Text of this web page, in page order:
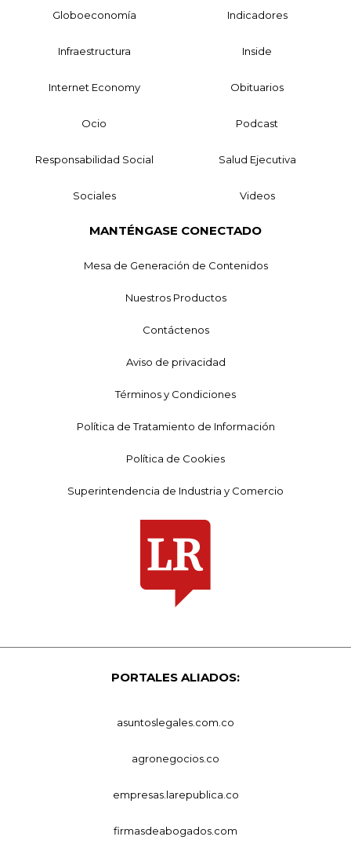
Globoeconomía Indicadores
Infraestructura Inside
Internet Economy Obituarios
Ocio Podcast
Responsabilidad Social Salud Ejecutiva
Sociales Videos
MANTÉNGASE CONECTADO
Mesa de Generación de Contenidos
Nuestros Productos
Contáctenos
Aviso de privacidad
Términos y Condiciones
Política de Tratamiento de Información
Política de Cookies
Superintendencia de Industria y Comercio
PORTALES ALIADOS:
asuntoslegales.com.co
agronegocios.co
empresas.larepublica.co
firmasdeabogados.com